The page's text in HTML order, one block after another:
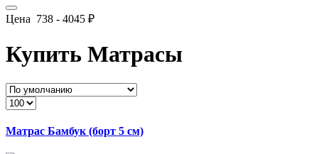
Цена 738 - 4045 ₽
Купить Матрасы
Матрас Бамбук (борт 5 см)